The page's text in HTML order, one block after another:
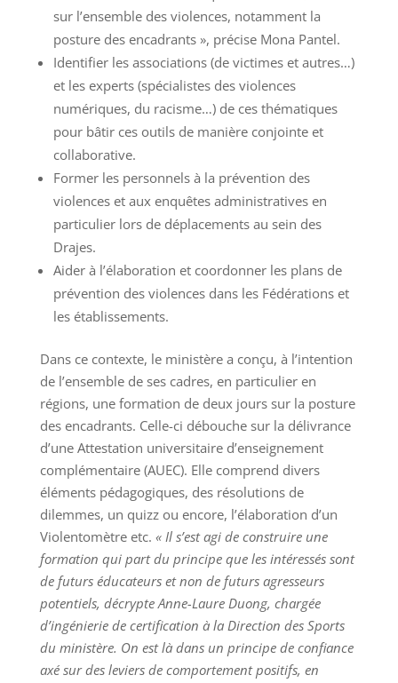
sur l’ensemble des violences, notamment la
posture des encadrants », précise Mona Pantel.
Identifier les associations (de victimes et autres…)
et les experts (spécialistes des violences
numériques, du racisme…) de ces thématiques
pour bâtir ces outils de manière conjointe et
collaborative.
Former les personnels à la prévention des
violences et aux enquêtes administratives en
particulier lors de déplacements au sein des
Drajes.
Aider à l’élaboration et coordonner les plans de
prévention des violences dans les Fédérations et
les établissements.
Dans ce contexte, le ministère a conçu, à l’intention
de l’ensemble de ses cadres, en particulier en
régions, une formation de deux jours sur la posture
des encadrants. Celle-ci débouche sur la délivrance
d’une Attestation universitaire d’enseignement
complémentaire (AUEC). Elle comprend divers
éléments pédagogiques, des résolutions de
dilemmes, un quizz ou encore, l’élaboration d’un
Violentomètre etc. « Il s’est agi de construire une
formation qui part du principe que les intéressés sont
de futurs éducateurs et non de futurs agresseurs
potentiels, décrypte Anne-Laure Duong, chargée
d’ingénierie de certification à la Direction des Sports
du ministère. On est là dans un principe de confiance
axé sur des leviers de comportement positifs, en